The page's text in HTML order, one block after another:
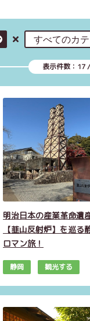
表示件数： 17/
明治日本の産業革命遺
【韮山反射炉】を巡る
ロマン旅！
静岡 観光する